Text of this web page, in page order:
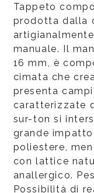
Tappeto
prodotta dalla
manuale. Il
16 mm, è
cimata che
presenta
caratterizzate
sur-ton si
grande
poliestere,
con lattice
anallergico.
Possibilità di